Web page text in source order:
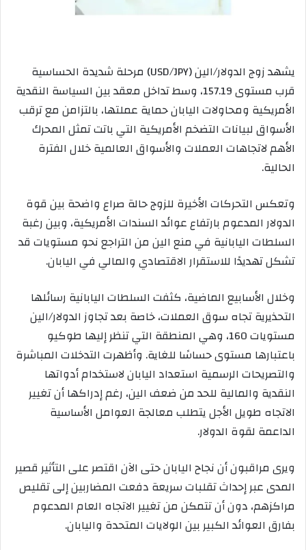
يشهد زوج الدولار/الين (USD/JPY) مرحلة شديدة الحساسية
قرب مستوى 157.19، وسط تداخل معقد بين السياسة النقدية
الأمريكية ومحاولات اليابان حماية عملتها، بالتزامن مع ترقب
الأسواق لبيانات التضخم الأمريكية التي باتت تمثل المحرك
الأهم لاتجاهات العملات والأسواق العالمية خلال الفترة
الحالية.
وتعكس التحركات الأخيرة للزوج حالة صراع واضحة بين قوة
الدولار المدعوم بارتفاع عوائد السندات الأمريكية، وبين رغبة
السلطات اليابانية في منع الين من التراجع نحو مستويات قد
تشكل تهديدًا للاستقرار الاقتصادي والمالي في اليابان.
وخلال الأسابيع الماضية، كثفت السلطات اليابانية رسائلها
التحذيرية تجاه سوق العملات، خاصة بعد تجاوز الدولار/الين
مستويات 160، وهي المنطقة التي تنظر إليها طوكيو
باعتبارها مستوى حساسًا للغاية. وأظهرت التدخلات المباشرة
والتصريحات الرسمية استعداد اليابان لاستخدام أدواتها
النقدية والمالية للحد من ضعف الين، رغم إدراكها أن تغيير
الاتجاه طويل الأجل يتطلب معالجة العوامل الأساسية
الداعمة لقوة الدولار.
ويرى مراقبون أن نجاح اليابان حتى الآن اقتصر على التأثير قصير
المدى عبر إحداث تقلبات سريعة دفعت المضاربين إلى تقليص
مراكزهم، دون أن تتمكن من تغيير الاتجاه العام المدعوم
بفارق العوائد الكبير بين الولايات المتحدة واليابان.